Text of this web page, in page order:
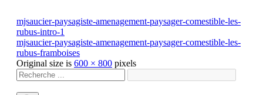
mjsaucier-paysagiste-amenagement-paysager-comestible-les-
rubus-intro-1
mjsaucier-paysagiste-amenagement-paysager-comestible-les-
rubus-framboises
Original size is 600 × 800 pixels